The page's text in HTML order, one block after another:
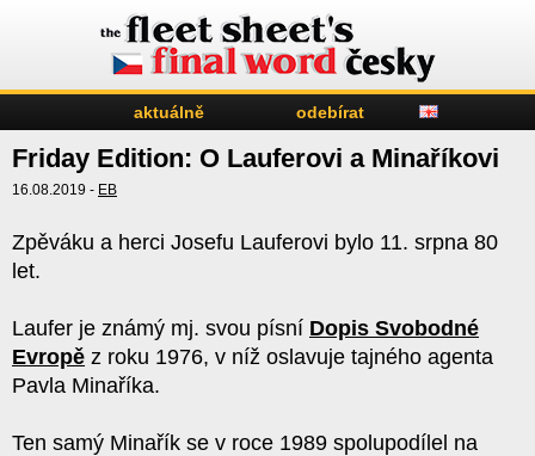
aktuálně odebírat
Friday Edition: O Lauferovi a Minaříkovi
16.08.2019 - EB
Zpěváku a herci Josefu Lauferovi bylo 11. srpna 80
let.
Laufer je známý mj. svou písní Dopis Svobodné
Evropě z roku 1976, v níž oslavuje tajného agenta
Pavla Minaříka.
Ten samý Minařík se v roce 1989 spolupodílel na